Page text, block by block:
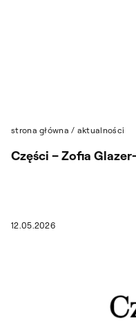
strona główna / aktualności
12.05.2026
Części – Zofia
„JAN PIOTR NORBLIN